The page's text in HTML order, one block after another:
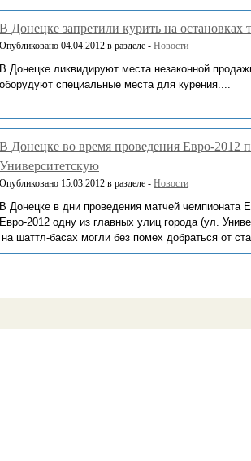
В Донецке запретили курить на остановках
Опубликовано 04.04.2012 в разделе - Новости
В Донецке ликвидируют места незаконной
оборудуют специальные места для курения....
В Донецке во время проведения Евро-2012
Университетскую
Опубликовано 15.03.2012 в разделе - Новости
В Донецке в дни проведения матчей чемпионата
Евро-2012 одну из главных улиц города (ул.
шаттл-басах могли без помех добраться от